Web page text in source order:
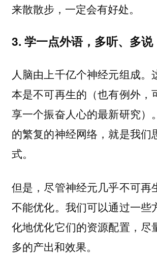
来散散步，一定会有好处。
3. 学一点外语，多听、多说
人脑由上千亿个神经元组成。
本是不可再生的（也有例外，
享一个振奋人心的最新研究）
的繁复的神经网络，就是我们
式。
但是，尽管神经元几乎不可再
不能优化。我们可以通过一些
化地优化它们的资源配置，尽
多的产出和效果。